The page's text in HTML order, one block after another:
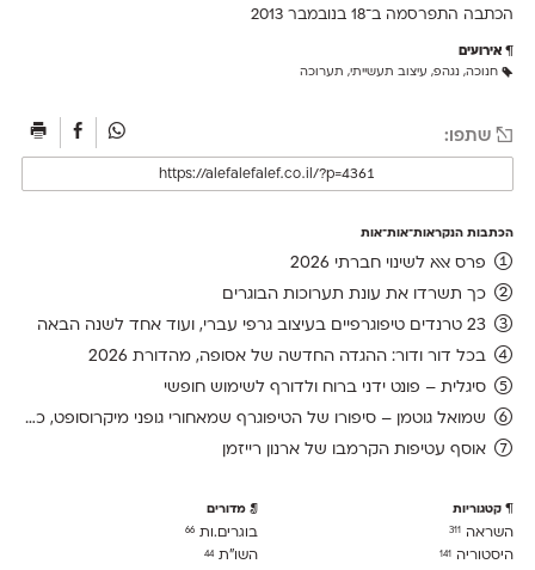
הכתבה התפרסמה ב־18 ב נובמבר 2013
אירועים
חנוכה, נגהפ, עיצוב תעשייתי, תערוכה
שתפו:
הכתבות הנקראות־אות־אות
פרס אאא לשינוי חברתי 2026
כך תשרדו את עונת תערוכות הבוגרים
23 טרנדים טיפוגרפיים בעיצוב גרפי עברי, ועוד אחד לשנה הבאה
בכל דור ודור: ההגדה החדשה של אסופה, מהדורת 2026
סיגלית – פונט ידני ברוח ולדורף לשימוש חופשי
שמואל גוטמן – סיפורו של הטיפוגרף שמאחורי גופני מיקרוסופט, כפי שנחשף בארכיון של נינתו
אוסף עטיפות הקרמבו של ארנון רייזמן
קטגוריות
השראה 311
היסטוריה 141
מדורים
בוגרים.ות66
השו״ת44